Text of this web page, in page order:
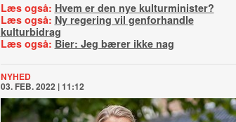
Læs også: Hvem er den nye kulturminister?
Læs også: Ny regering vil genforhandle
kulturbidrag
Læs også: Bier: Jeg bærer ikke nag
NYHED
03. FEB. 2022 | 11:12